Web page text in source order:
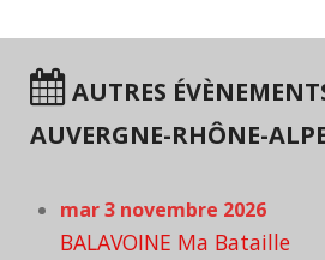
AUTRES
AUVERGNE-RHÔNE-
mar 3 novembre 2026
BALAVOINE Ma Bataille